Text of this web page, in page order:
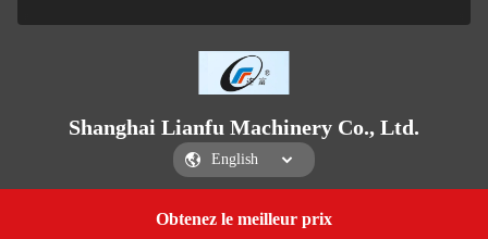
Obtenez le meilleur prix
Shanghai Lianfu Machinery Co., Ltd.
Shanghai Lianfu Machinery Co., Ltd.
Get a Quote